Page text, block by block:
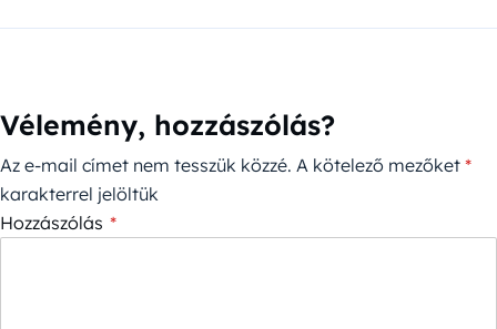
Vélemény, hozzászólás?
Az e-mail címet nem tesszük közzé. A kötelező mezőket *
karakterrel jelöltük
Hozzászólás *